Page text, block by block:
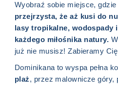
Wyobraź sobie miejsce,
przejrzysta, że aż kusi do
lasy tropikalne, wodospady
każdego miłośnika natury.
już nie musisz! Zabieramy
Dominikana to wyspa pełna
plaż, przez malownicze góry,